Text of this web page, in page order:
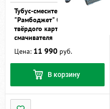
Тубус-смеситель
"Рамбоджет" Ø51 мм для
твёрдого картриджа-
смачивателя
Цена: 11 990 руб.
В корзину